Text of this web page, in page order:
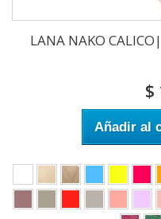
LANA NAKO
$
Añadir al